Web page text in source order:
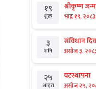
१९
शुक्र
श्रीकृष्ण
भाद्र १९, २०८३
३
शनि
संविधान
असोज ३,
२५
आइत
घटस्थापना
असोज २५,